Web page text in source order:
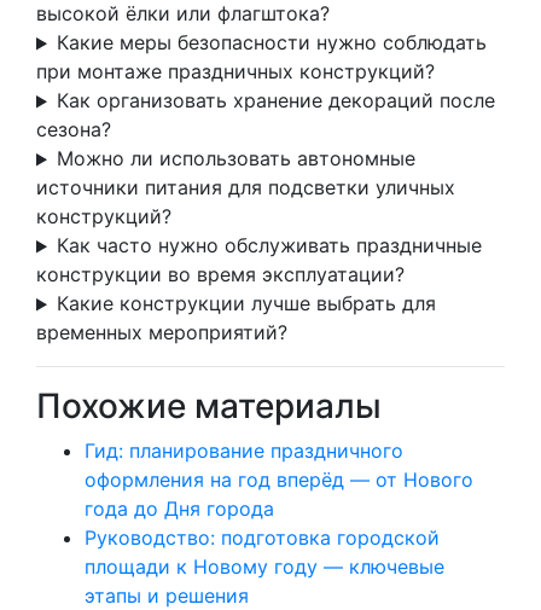
высокой ёлки или флагштока?
Какие меры безопасности нужно соблюдать
при монтаже праздничных конструкций?
Как организовать хранение декораций после
сезона?
Можно ли использовать автономные
источники питания для подсветки уличных
конструкций?
Как часто нужно обслуживать праздничные
конструкции во время эксплуатации?
Какие конструкции лучше выбрать для
временных мероприятий?
Похожие материалы
Гид: планирование праздничного
оформления на год вперёд — от Нового
года до Дня города
Руководство: подготовка городской
площади к Новому году — ключевые
этапы и решения